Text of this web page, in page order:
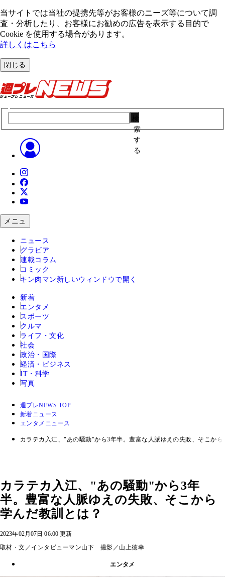
当サイトでは当社の提携先等がお客様のニーズ等について調
査・分析したり、お客様にお勧めの広告を表⽰する⽬的で
Cookie を使⽤する場合があります。
詳しくはこちら
閉じる
索
す
る
メニュ
ニュース
グラビア
連載コラム
コミック
キン肉マン 新しいウィンドウで開く
新着
エンタメ
スポーツ
クルマ
ライフ・文化
社会
政治・国際
経済・ビジネス
IT・科学
写真
週プレNEWS TOP
新着ニュース
エンタメニュース
カラテカ入江、"あの騒動"から3年半。豊富な人脈ゆえの失敗、そこか
カラテカ入江、"あの騒動"から3年
半。豊富な人脈ゆえの失敗、そこから
学んだ教訓とは？
2023年02月07日 06:00 更新
取材・文／インタビューマン山下 撮影／山上徳幸
エンタメ